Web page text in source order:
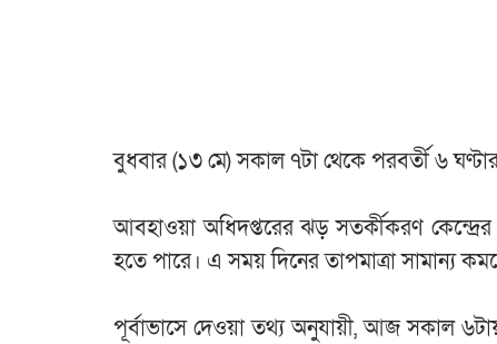
বুধবার (১৩ মে) সকাল ৭টা থেকে পরবর্তী ৬
আবহাওয়া অধিদপ্তরের ঝড় সতর্কীকরণ কেন্দ্রের
হতে পারে। এ সময় দিনের তাপমাত্রা সামান্য
পূর্বাভাসে দেওয়া তথ্য অনুযায়ী, আজ সকাল